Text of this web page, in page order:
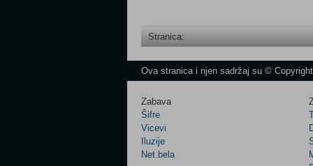
Stranica:
Ova stranica i njen sadržaj su ©
Zabava
Šifre
Vicevi
Iluzije
Net.bela